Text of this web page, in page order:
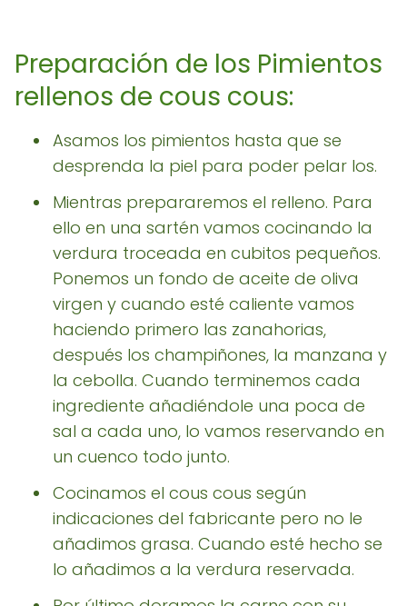
Preparación de los Pimientos
rellenos de cous cous:
Asamos los pimientos hasta que se
desprenda la piel para poder pelar los.
Mientras prepararemos el relleno. Para
ello en una sartén vamos cocinando la
verdura troceada en cubitos pequeños.
Ponemos un fondo de aceite de oliva
virgen y cuando esté caliente vamos
haciendo primero las zanahorias,
después los champiñones, la manzana y
la cebolla. Cuando terminemos cada
ingrediente añadiéndole una poca de
sal a cada uno, lo vamos reservando en
un cuenco todo junto.
Cocinamos el cous cous según
indicaciones del fabricante pero no le
añadimos grasa. Cuando esté hecho se
lo añadimos a la verdura reservada.